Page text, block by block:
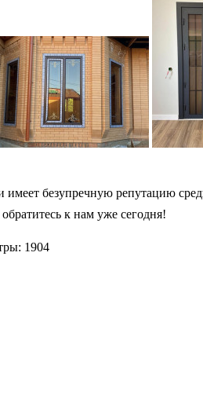
безупречную репутацию
к нам уже сегодня!
1904